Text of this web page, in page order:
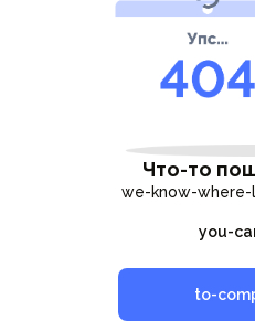
Что-то
we-know-
you-
to-